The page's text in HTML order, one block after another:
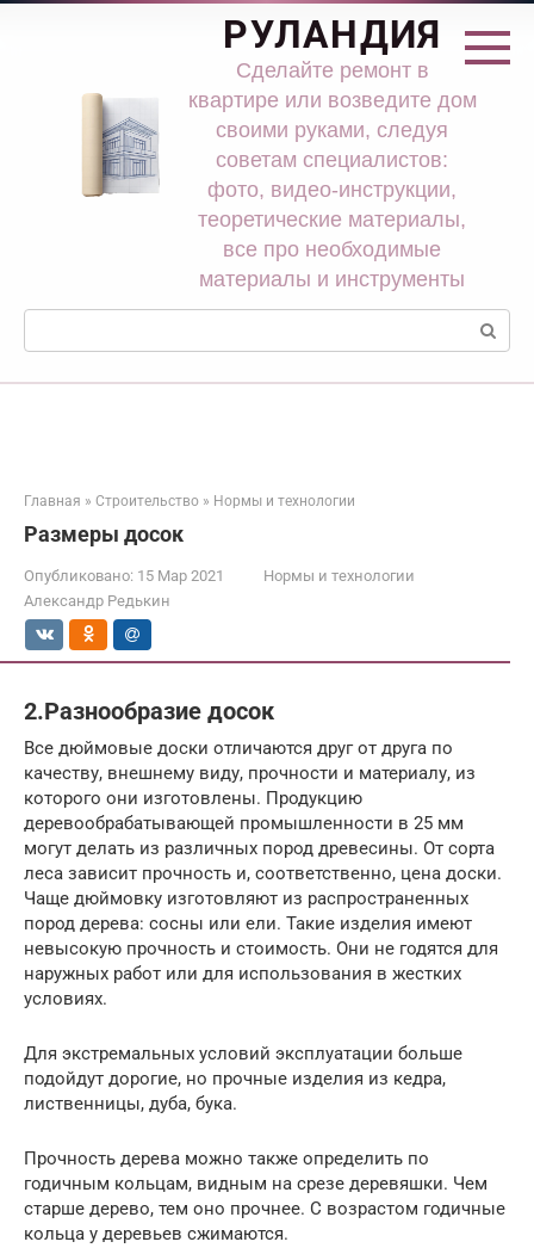
Перейти
РУЛАНДИЯ
Сделайте ремонт в
квартире или возведите дом
своими руками, следуя
советам специалистов:
фото, видео-инструкции,
теоретические материалы,
все про необходимые
материалы и инструменты
Поиск:
Главная » Строительство » Нормы и технологии
Размеры досок
Опубликовано: 15 Мар 2021
Нормы и технологии
Александр Редькин
2.Разнообразие досок
Все дюймовые доски отличаются друг от друга по
качеству, внешнему виду, прочности и материалу, из
которого они изготовлены. Продукцию
деревообрабатывающей промышленности в 25 мм
могут делать из различных пород древесины. От сорта
леса зависит прочность и, соответственно, цена доски.
Чаще дюймовку изготовляют из распространенных
пород дерева: сосны или ели. Такие изделия имеют
невысокую прочность и стоимость. Они не годятся для
наружных работ или для использования в жестких
условиях.
Для экстремальных условий эксплуатации больше
подойдут дорогие, но прочные изделия из кедра,
лиственницы, дуба, бука.
Прочность дерева можно также определить по
годичным кольцам, видным на срезе деревяшки. Чем
старше дерево, тем оно прочнее. С возрастом годичные
кольца у деревьев сжимаются.